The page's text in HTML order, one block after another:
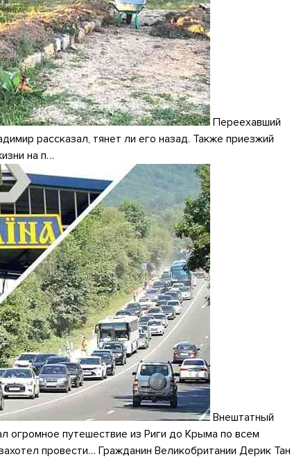
Переехавший
рассказал, тянет ли его назад. Также приезжий
на п…
Внештатный
огромное путешествие из Риги до Крыма по всем
провести… Гражданин Великобритании Дерик Тан